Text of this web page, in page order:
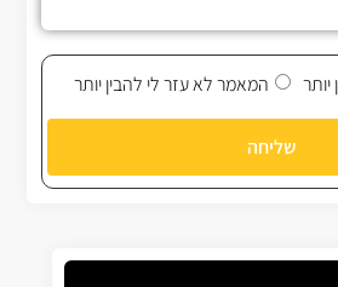
המאמר לא עזר לי להבין יותר
שליחה